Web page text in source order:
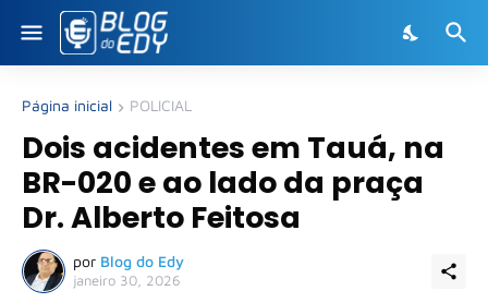
Página inicial POLICIAL
Dois acidentes em Tauá, na
BR-020 e ao lado da praça
Dr. Alberto Feitosa
por Blog do Edy
janeiro 30, 2026